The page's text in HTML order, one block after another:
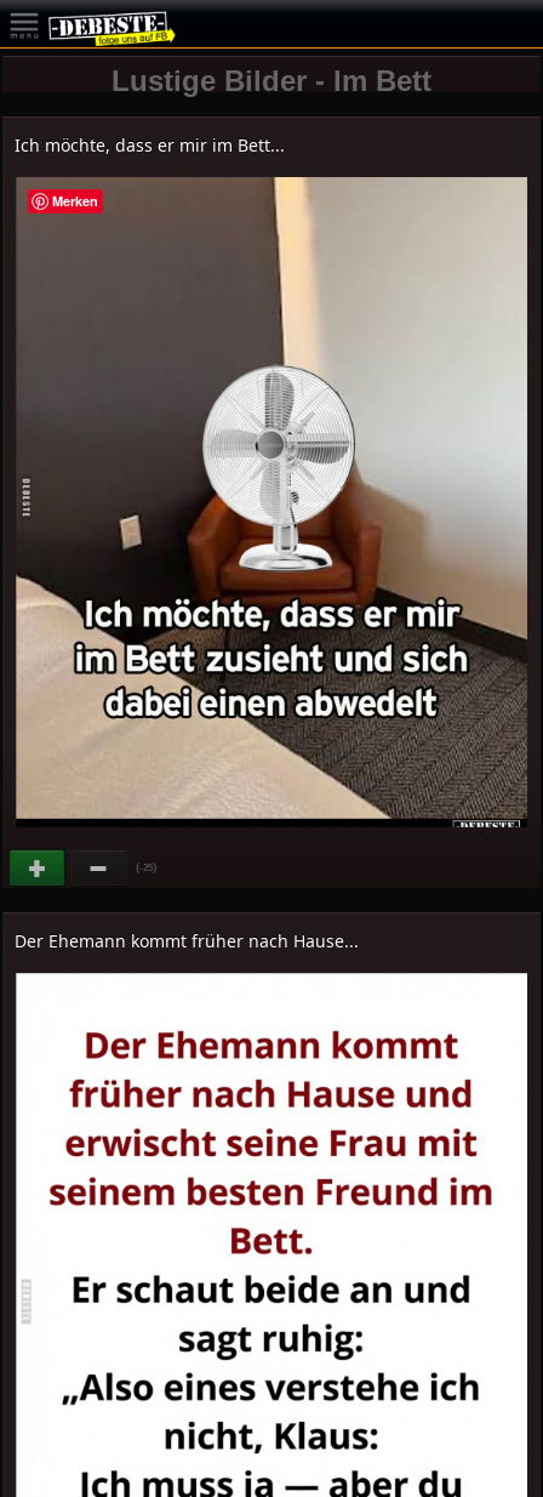
Lustige Bilder - Im Bett
Ich möchte, dass er mir im Bett...
(-25)
Der Ehemann kommt früher nach Hause...
Merken